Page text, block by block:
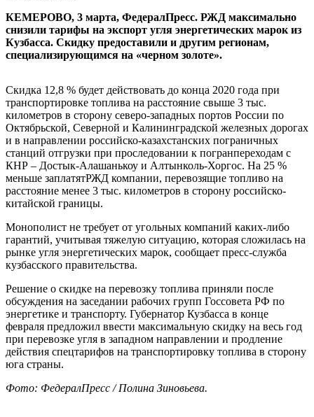
КЕМЕРОВО, 3 марта, ФедералПресс. РЖД максимально
снизили тарифы на экспорт угля энергетических марок из
Кузбасса. Скидку предоставили и другим регионам,
специализирующимся на «черном золоте».
Скидка 12,8 % будет действовать до конца 2020 года при
транспортировке топлива на расстояние свыше 3 тыс.
километров в сторону северо-западных портов России по
Октябрьской, Северной и Калининградской железных дорогах
и в направлении российско-казахстанских пограничных
станций отгрузки при проследовании к погранпереходам с
КНР – Достык-Алашанькоу и Алтынколь-Хоргос. На 25 %
меньше заплатятРЖД компании, перевозящие топливо на
расстояние менее 3 тыс. километров в сторону российско-
китайской границы.
Монополист не требует от угольных компаний каких-либо
гарантий, учитывая тяжелую ситуацию, которая сложилась на
рынке угля энергетических марок, сообщает пресс-служба
кузбасского правительства.
Решение о скидке на перевозку топлива приняли после
обсуждения на заседании рабочих групп Госсовета РФ по
энергетике и транспорту. Губернатор Кузбасса в конце
февраля предложил ввести максимальную скидку на весь год
при перевозке угля в западном направлении и продление
действия спецтарифов на транспортировку топлива в сторону
юга страны.
Фото: ФедералПресс / Полина Зиновьева.